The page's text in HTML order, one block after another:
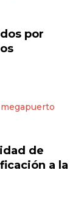
por
de
a la